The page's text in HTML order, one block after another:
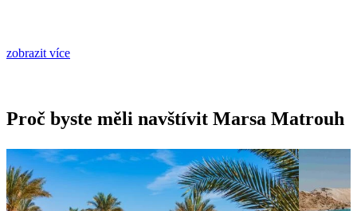
zobrazit více
Proč byste měli navštívit Marsa Matrouh